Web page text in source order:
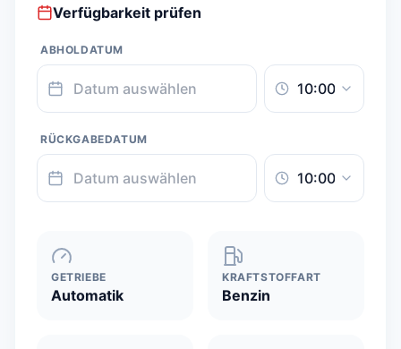
Verfügbarkeit prüfen
ABHOLDATUM
RÜCKGABEDATUM
GETRIEBE
Automatik
KRAFTSTOFFART
Benzin